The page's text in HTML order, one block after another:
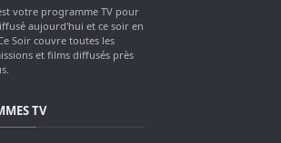
votre programme TV pour
aujourd'hui et ce soir en
Soir couvre toutes les
et films diffusés près
TV